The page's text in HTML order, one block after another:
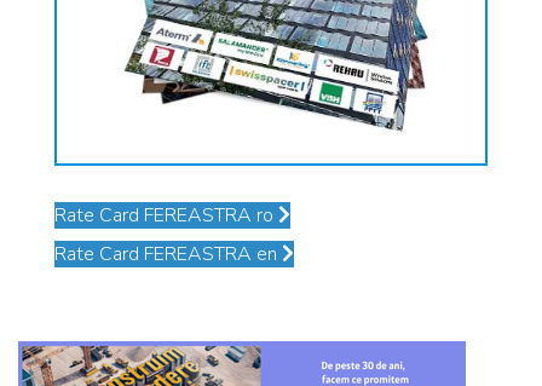
Rate Card FEREASTRA ro
Rate Card FEREASTRA en